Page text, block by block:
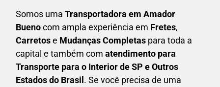
Somos uma Transportadora em Amador
Buenocom ampla experiência em Fretes,
Carretose Mudanças Completas para toda a
capital e também com atendimento para
Transporte para o Interior de SP e Outros
Estados do Brasil. Se você precisa de uma